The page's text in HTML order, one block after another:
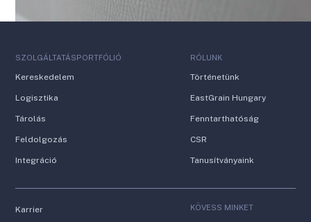
SZOLGÁLTATÁSPORTFÓLIÓ
Kereskedelem
Logisztika
Tárolás
Feldolgozás
Integráció
RÓLUNK
Történetünk
EastGrain Hungary
Fenntarthatóság
CSR
Tanusítványaink
Karrier KÖVESS MINKET